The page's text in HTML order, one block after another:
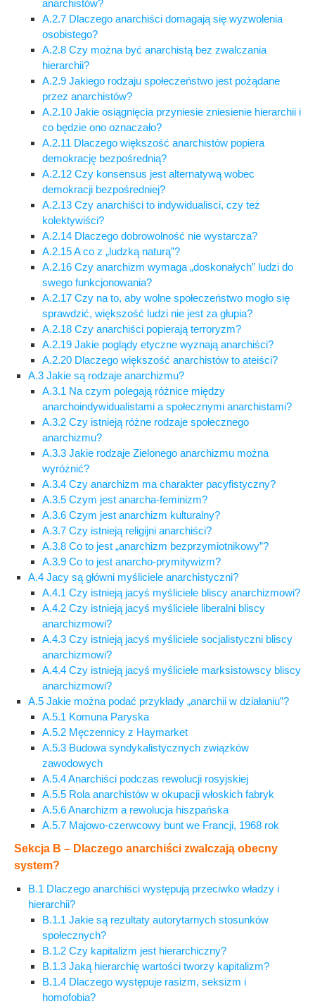
anarchistów?
A.2.7 Dlaczego anarchiści domagają się wyzwolenia
osobistego?
A.2.8 Czy można być anarchistą bez zwalczania
hierarchii?
A.2.9 Jakiego rodzaju społeczeństwo jest pożądane
przez anarchistów?
A.2.10 Jakie osiągnięcia przyniesie zniesienie hierarchii i
co będzie ono oznaczało?
A.2.11 Dlaczego większość anarchistów popiera
demokrację bezpośrednią?
A.2.12 Czy konsensus jest alternatywą wobec
demokracji bezpośredniej?
A.2.13 Czy anarchiści to indywidualisci, czy też
kolektywiści?
A.2.14 Dlaczego dobrowolność nie wystarcza?
A.2.15 A co z „ludzką naturą”?
A.2.16 Czy anarchizm wymaga „doskonałych” ludzi do
swego funkcjonowania?
A.2.17 Czy na to, aby wolne społeczeństwo mogło się
sprawdzić, większość ludzi nie jest za głupia?
A.2.18 Czy anarchiści popierają terroryzm?
A.2.19 Jakie poglądy etyczne wyznają anarchiści?
A.2.20 Dlaczego większość anarchistów to ateiści?
A.3 Jakie są rodzaje anarchizmu?
A.3.1 Na czym polegają różnice między
anarchoindywidualistami a społecznymi anarchistami?
A.3.2 Czy istnieją różne rodzaje społecznego
anarchizmu?
A.3.3 Jakie rodzaje Zielonego anarchizmu można
wyróżnić?
A.3.4 Czy anarchizm ma charakter pacyfistyczny?
A.3.5 Czym jest anarcha-feminizm?
A.3.6 Czym jest anarchizm kulturalny?
A.3.7 Czy istnieją religijni anarchiści?
A.3.8 Co to jest „anarchizm bezprzymiotnikowy”?
A.3.9 Co to jest anarcho-prymitywizm?
A.4 Jacy są główni myśliciele anarchistyczni?
A.4.1 Czy istnieją jacyś myśliciele bliscy anarchizmowi?
A.4.2 Czy istnieją jacyś myśliciele liberalni bliscy
anarchizmowi?
A.4.3 Czy istnieją jacyś myśliciele socjalistyczni bliscy
anarchizmowi?
A.4.4 Czy istnieją jacyś myśliciele marksistowscy bliscy
anarchizmowi?
A.5 Jakie można podać przykłady „anarchii w działaniu”?
A.5.1 Komuna Paryska
A.5.2 Męczennicy z Haymarket
A.5.3 Budowa syndykalistycznych związków
zawodowych
A.5.4 Anarchiści podczas rewolucji rosyjskiej
A.5.5 Rola anarchistów w okupacji włoskich fabryk
A.5.6 Anarchizm a rewolucja hiszpańska
A.5.7 Majowo-czerwcowy bunt we Francji, 1968 rok
Sekcja B – Dlaczego anarchiści zwalczają obecny
system?
B.1 Dlaczego anarchiści występują przeciwko władzy i
hierarchii?
B.1.1 Jakie są rezultaty autorytarnych stosunków
społecznych?
B.1.2 Czy kapitalizm jest hierarchiczny?
B.1.3 Jaką hierarchię wartości tworzy kapitalizm?
B.1.4 Dlaczego występuje rasizm, seksizm i
homofobia?